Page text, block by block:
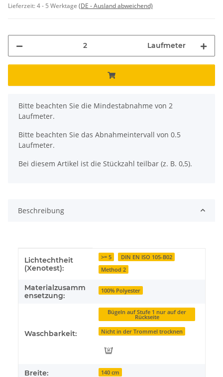
Lieferzeit:4 - 5 Werktage (DE - Ausland abweichend)
Laufmeter
x
Bitte beachten Sie die Mindestabnahme von 2
Laufmeter.
Bitte beachten Sie das Abnahmeintervall von 0.5
Laufmeter.
Bei diesem Artikel ist die Stückzahl teilbar (z. B. 0,5).
Beschreibung
Produkteigenschaft
Wert
Lichtechtheit
(Xenotest):
>= 5
DIN EN ISO 105-B02
Method 2
Materialzusamm
ensetzung:
100% Polyester
Waschbarkeit:
Bügeln auf Stufe 1 nur auf der
Rückseite
Nicht in der Trommel trocknen
Breite: 140 cm